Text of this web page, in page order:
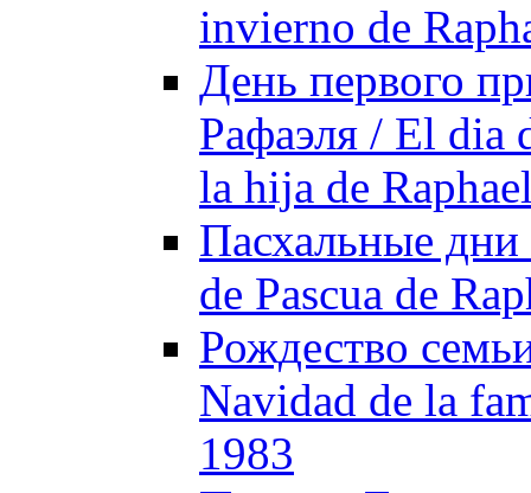
invierno de
День первого
Рафаэля / El dia
la hija de
Пасхальные
de Pascua de
Рождество
Navidad de la
1983